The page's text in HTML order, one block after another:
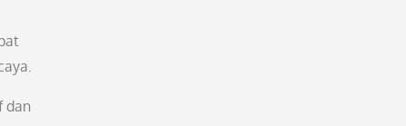
dan